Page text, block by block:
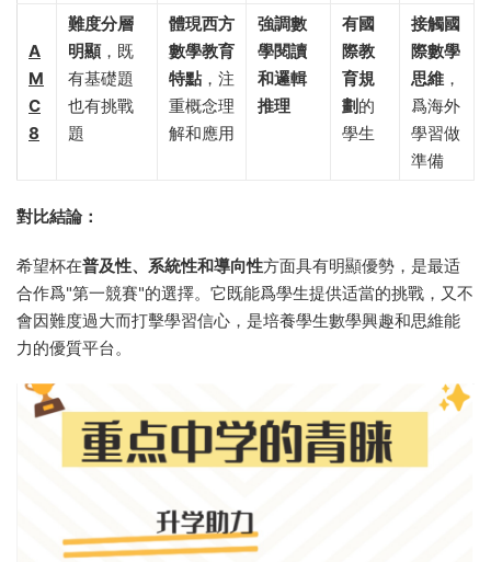
A
M
C
8
難度分層
明顯，既
有基礎題
也有挑戰
題
體現西方
數學教育
特點 ，注
重概念理
解和應用
強調數
學閱讀
和邏輯
推理
有國
際教
育規
劃 的
學生
接觸國
際數學
思維 ，
爲海外
學習做
準備
對比結論：​
希望杯在普及性、系統性和導向性方面具有明顯優勢，是最适
合作爲"第一競賽"的選擇。它既能爲學生提供适當的挑戰，又不
會因難度過大而打擊學習信心，是培養學生數學興趣和思維能
力的優質平台。